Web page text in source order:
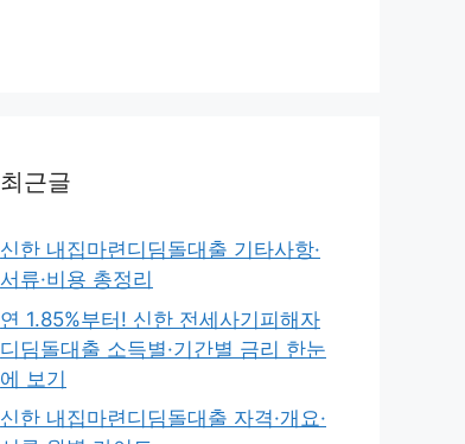
최근글
신한 내집마련디딤돌대출 기타사항·
서류·비용 총정리
연 1.85%부터! 신한 전세사기피해자
디딤돌대출 소득별·기간별 금리 한눈
에 보기
신한 내집마련디딤돌대출 자격·개요·